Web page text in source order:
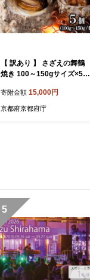
【 訳あり 】 さざえの舞鶴
焼き 100～150gサイズ×5個
ン冷凍 冷凍 魚介 海鮮 つぼ
焼き 加工品 バーベキュー B
寄附金額 15,000円
京都府京都府庁
5